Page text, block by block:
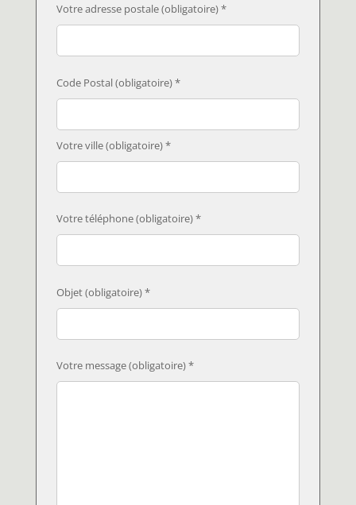
Votre adresse postale (obligatoire) *
Code Postal (obligatoire) *
Votre ville (obligatoire) *
Votre téléphone (obligatoire) *
Objet (obligatoire) *
Votre message (obligatoire) *